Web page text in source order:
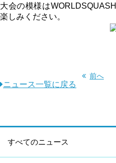
大会の模様は
楽しみください。
前へ
ニュース一覧に戻る
すべてのニュース